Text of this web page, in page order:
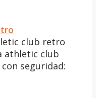
club retro
athletic club
seguridad: